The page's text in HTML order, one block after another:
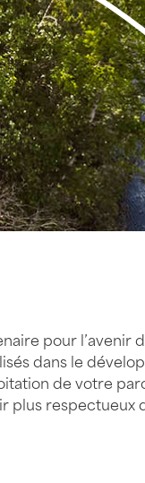
pour l’avenir
dans le
de votre
plus respectueux